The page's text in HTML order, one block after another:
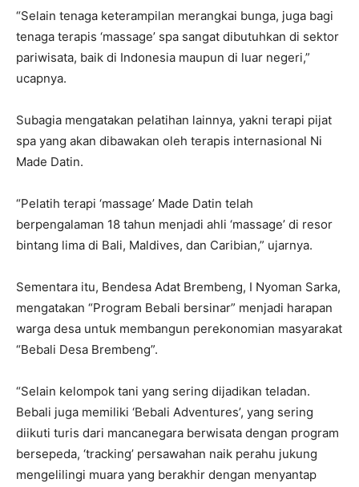
“Selain tenaga keterampilan merangkai bunga, juga bagi
tenaga terapis ‘massage’ spa sangat dibutuhkan di sektor
pariwisata, baik di Indonesia maupun di luar negeri,”
ucapnya.
Subagia mengatakan pelatihan lainnya, yakni terapi pijat
spa yang akan dibawakan oleh terapis internasional Ni
Made Datin.
“Pelatih terapi ‘massage’ Made Datin telah
berpengalaman 18 tahun menjadi ahli ‘massage’ di resor
bintang lima di Bali, Maldives, dan Caribian,” ujarnya.
Sementara itu, Bendesa Adat Brembeng, I Nyoman Sarka,
mengatakan “Program Bebali bersinar” menjadi harapan
warga desa untuk membangun perekonomian masyarakat
“Bebali Desa Brembeng”.
“Selain kelompok tani yang sering dijadikan teladan.
Bebali juga memiliki ‘Bebali Adventures’, yang sering
diikuti turis dari mancanegara berwisata dengan program
bersepeda, ‘tracking’ persawahan naik perahu jukung
mengelilingi muara yang berakhir dengan menyantap